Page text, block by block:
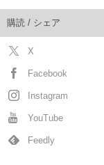
購読 / シェア
X
Facebook
Instagram
YouTube
Feedly